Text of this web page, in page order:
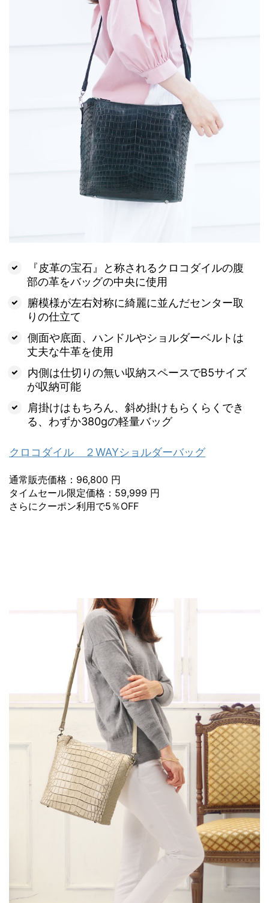
『皮革の宝石』と称されるクロコダイルの腹
部の革をバッグの中央に使用
腑模様が左右対称に綺麗に並んだセンター取
りの仕立て
側面や底面、ハンドルやショルダーベルトは
丈夫な牛革を使用
内側は仕切りの無い収納スペースでB5サイズ
が収納可能
肩掛けはもちろん、斜め掛けもらくらくでき
る、わずか380gの軽量バッグ
クロコダイル ２WAYショルダーバッグ
通常販売価格：96,800 円
タイムセール限定価格：59,999 円
さらにクーポン利用で5％OFF